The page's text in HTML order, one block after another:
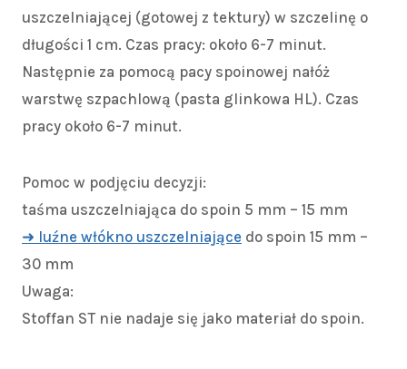
uszczelniającej (gotowej z tektury) w szczelinę o
długości 1 cm. Czas pracy: około 6-7 minut.
Następnie za pomocą pacy spoinowej nałóż
warstwę szpachlową (pasta glinkowa HL). Czas
pracy około 6-7 minut.
Pomoc w podjęciu decyzji:
taśma uszczelniająca do spoin 5 mm – 15 mm
➜ luźne włókno uszczelniające do spoin 15 mm –
30 mm
Uwaga:
Stoffan ST nie nadaje się jako materiał do spoin.